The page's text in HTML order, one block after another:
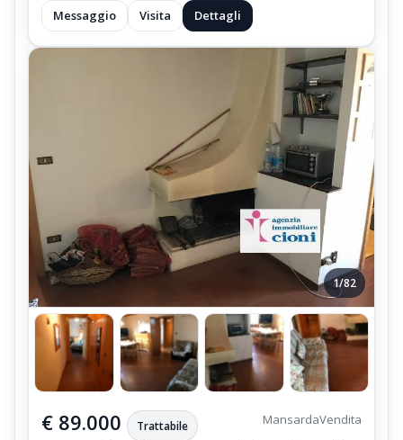
Messaggio Visita Dettagli
1/82
€ 89.000 Trattabile MansardaVendita